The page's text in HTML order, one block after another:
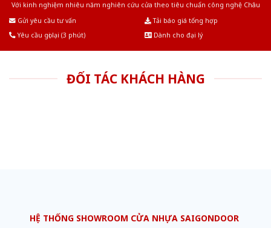
Với kinh nghiệm nhiêu năm nghiên cứu cửa theo tiêu chuẩn công nghệ Châu
Gửi yêu cầu tư vấn
Tải báo giá tổng hợp
Yêu cầu gọi lại (3 phút)
Dành cho đại lý
ĐỐI TÁC KHÁCH HÀNG
HỆ THỐNG SHOWROOM CỬA NHỰA SAIGONDOOR